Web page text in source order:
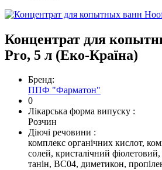
Концентрат для
Pro, 5 л (Еко-Країна)
Бренд:
ППФ "Фарматон"
0
Лікарська форма випуску :
Розчин
Діючі речовини :
комплекс органічних кислот,
солей, кристалічний фіолетовий,
танін, ВС04, диметикон,